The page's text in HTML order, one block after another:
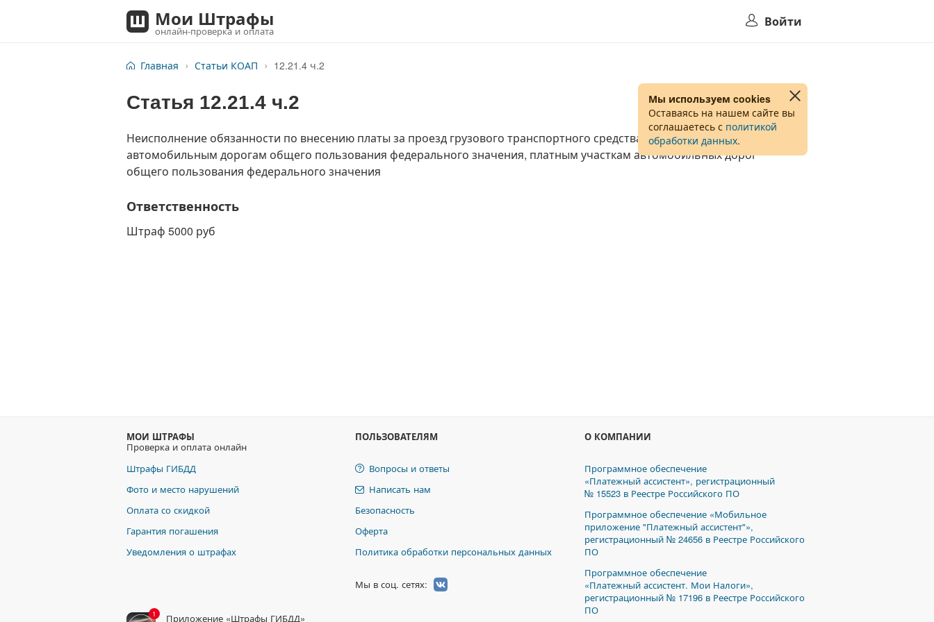
Мои Штрафы
онлайн-проверка и оплата
Войти
Мы используем cookies
Оставаясь на нашем сайте вы
соглашаетесь с политикой
обработки данных.
Главная Статьи КОАП 12.21.4 ч.2
Статья 12.21.4 ч.2
Неисполнение обязанности по внесению платы за проезд грузового транспортного средства или автобуса по платным
автомобильным дорогам общего пользования федерального значения, платным участкам автомобильных дорог
общего пользования федерального значения
Ответственность
Штраф 5000 руб
МОИ ШТРАФЫ
Проверка и оплата онлайн
Штрафы ГИБДД
Фото и место нарушений
Оплата со скидкой
Гарантия погашения
Уведомления о штрафах
ПОЛЬЗОВАТЕЛЯМ
Вопросы и ответы
Написать нам
Безопасность
Оферта
Политика обработки персональных данных
Мы в соц. сетях:
1 Приложение «Штрафы ГИБДД»
О КОМПАНИИ
Программное обеспечение
«Платежный ассистент», регистрационный
№ 15523 в Реестре Российского ПО
Программное обеспечение «Мобильное
приложение "Платежный ассистент"»,
регистрационный № 24656 в Реестре Российского
ПО
Программное обеспечение
«Платежный ассистент. Мои Налоги»,
регистрационный № 17196 в Реестре Российского
ПО